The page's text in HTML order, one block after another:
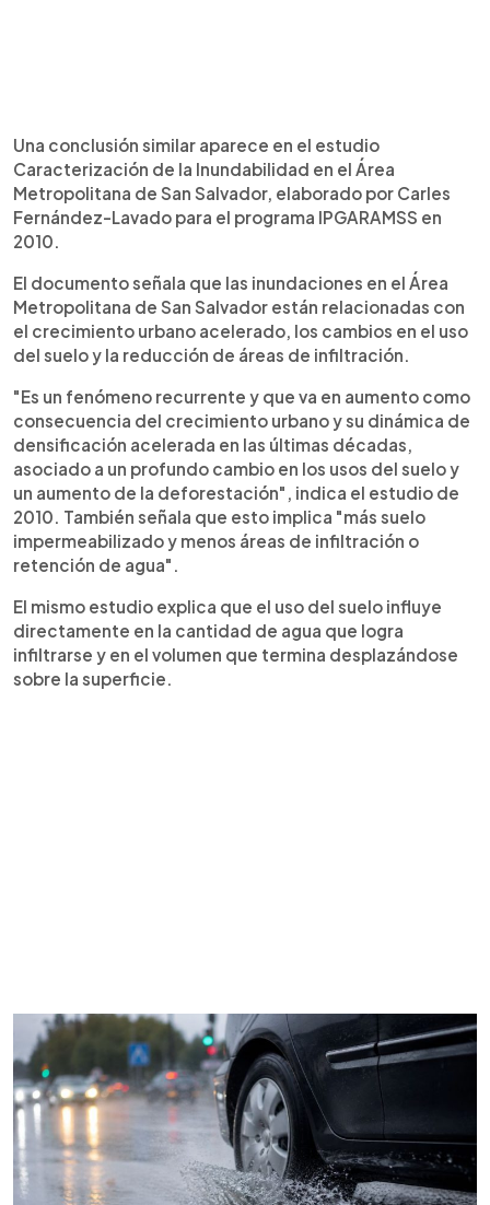
Una conclusión similar aparece en el estudio
Caracterización de la Inundabilidad en el Área
Metropolitana de San Salvador, elaborado por Carles
Fernández-Lavado para el programa IPGARAMSS en
2010.
El documento señala que las inundaciones en el Área
Metropolitana de San Salvador están relacionadas con
el crecimiento urbano acelerado, los cambios en el uso
del suelo y la reducción de áreas de infiltración.
"Es un fenómeno recurrente y que va en aumento como
consecuencia del crecimiento urbano y su dinámica de
densificación acelerada en las últimas décadas,
asociado a un profundo cambio en los usos del suelo y
un aumento de la deforestación", indica el estudio de
2010. También señala que esto implica "más suelo
impermeabilizado y menos áreas de infiltración o
retención de agua".
El mismo estudio explica que el uso del suelo influye
directamente en la cantidad de agua que logra
infiltrarse y en el volumen que termina desplazándose
sobre la superficie.